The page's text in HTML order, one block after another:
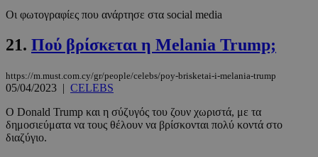
Οι φωτογραφίες που ανάρτησε στα social media
21. Πού βρίσκεται η Melania Trump;
https://m.must.com.cy/gr/people/celebs/poy-brisketai-i-melania-trump
05/04/2023 | CELEBS
Ο Donald Trump και η σύζυγός του ζουν χωριστά, με τα
δημοσιεύματα να τους θέλουν να βρίσκονται πολύ κοντά στο
διαζύγιο.
_scc_session
.entelia-
adserver.com